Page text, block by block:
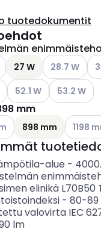
tuotedokumentit
enimmäisteho
olevat
27 W Katso
28.7 W
Katso käytettävissä
52.1 W Katso
53.2 W
mm
olevat
898 mm Katso
1198
alue -
elinikä L70B50
- 80-89
valovirta IEC
lm